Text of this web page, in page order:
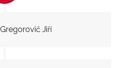
Gregorovič Jiří